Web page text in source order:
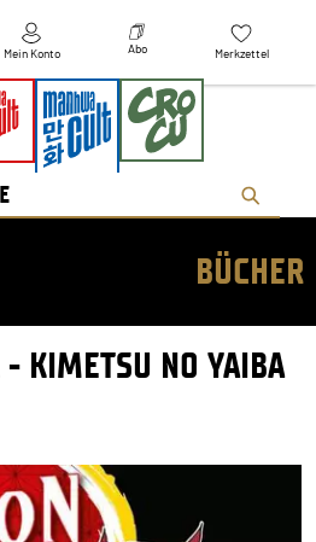
Mein Konto Abo Merkzettel
BÜCHER
- KIMETSU NO YAIBA